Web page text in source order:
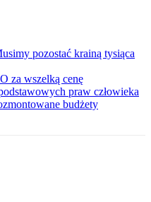
pozostać krainą tysiąca
za wszelką cenę
praw człowieka
budżety